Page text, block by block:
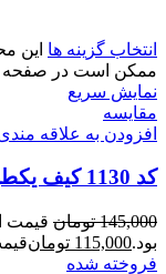
انتخاب گزینه ها این
ممکن است در صفحه
نمایش سریع
مقايسه
افزودن به علاقه
کد 1130 کیف یکطرفه دخترانه LV
145,000 تومان
بود.115,000 تومانقیمت
فروخته شده